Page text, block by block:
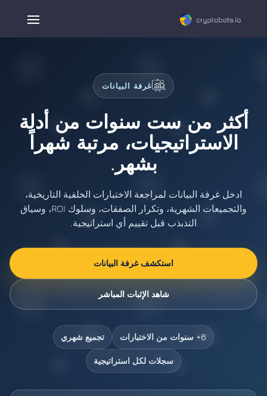
غرفة البيانات
أكثر من ست سنوات من أدلة
الاستراتيجيات، مرتبة شهراً
بشهر.
ادخل غرفة البيانات لمراجعة الاختبارات الخلفية التاريخية،
والتجميعات الشهرية، وتكرار الصفقات، وسلوك ROI، وسياق
التذبذب قبل تقييم أي استراتيجية.
استكشف غرفة البيانات
شاهد الإثبات المباشر
6+ سنوات من الاختبارات تجميع شهري
سجلات لكل استراتيجية